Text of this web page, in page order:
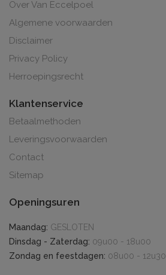
Over Van Eccelpoel
Algemene voorwaarden
Disclaimer
Privacy Policy
Herroepingsrecht
Klantenservice
Betaalmethoden
Leveringsvoorwaarden
Contact
Sitemap
Openingsuren
Maandag: GESLOTEN
Dinsdag - Zaterdag: 09u00 - 18u00
Zondag en feestdagen: 08u00 - 12u30